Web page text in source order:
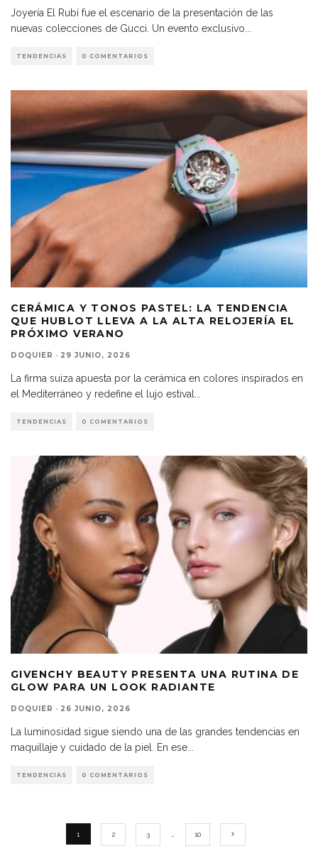
Joyería El Rubí fue el escenario de la presentación de las
nuevas colecciones de Gucci. Un evento exclusivo
TENDENCIAS 0 COMENTARIOS
CERÁMICA Y TONOS PASTEL: LA TENDENCIA
QUE HUBLOT LLEVA A LA ALTA RELOJERÍA EL
PRÓXIMO VERANO
DOQUIER · 29 JUNIO, 2026
La firma suiza apuesta por la cerámica en colores inspirados en
el Mediterráneo y redefine el lujo estival...
TENDENCIAS 0 COMENTARIOS
GIVENCHY BEAUTY PRESENTA UNA RUTINA DE
GLOW PARA UN LOOK RADIANTE
DOQUIER · 26 JUNIO, 2026
La luminosidad sigue siendo una de las grandes tendencias en
maquillaje y cuidado de la piel. En ese
TENDENCIAS 0 COMENTARIOS
1 2 3 10